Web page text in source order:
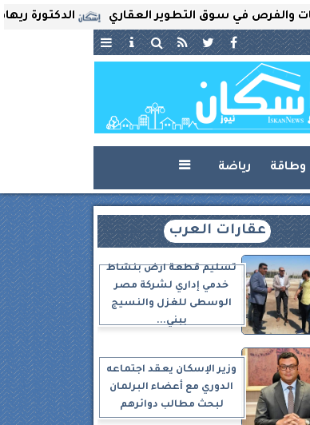
الدكتورة ريهام في سوق التطوير العقاري
وطاقة رياضة 
عقارات العرب
تسليم قطعة أرض بنشاط
خدمي إداري لشركة مصر
الوسطى للغزل والنسيج
ببني...
وزير الإسكان يعقد اجتماعه
الدوري مع أعضاء البرلمان
لبحث مطالب دوائرهم